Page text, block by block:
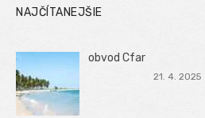
NAJČÍTANEJŠIE
obvod Cfar
21. 4. 2025